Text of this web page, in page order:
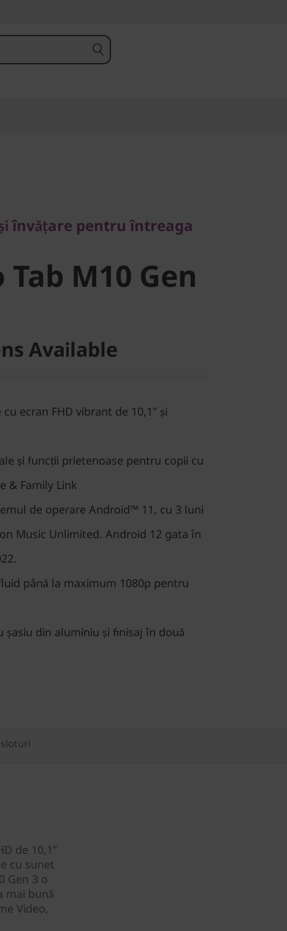
M10
învățare pentru întreaga
M10 Gen
Available
ecran FHD vibrant de 10,1" și
și funcții prietenoase pentru copii cu
& Family Link
de operare Android™ 11, cu 3 luni
Music Unlimited. Android 12 gata în
până la maximum 1080p pentru
șasiu din aluminiu și finisaj în două
de 10,1"
cu sunet
Gen 3 o
mai bună
Video,